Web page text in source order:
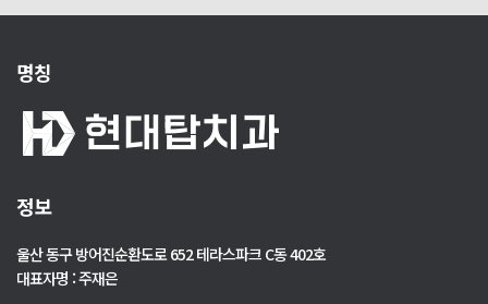
명칭
정보
울산 동구 방어진순환도로 652 테라스파크 C동 402호
대표자명 : 주재은